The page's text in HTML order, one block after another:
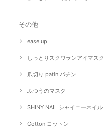
その他
ease up
しっとりスクワランアイマスク
爪切り patin パチン
ふつうのマスク
SHINY NAIL シャイニーネイル
Cotton コットン